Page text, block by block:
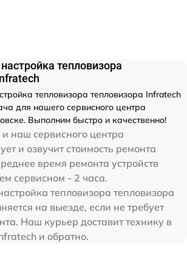
тепловизора
тепловизора тепловизора Infratech
для нашего сервисного центра
Выполним быстро и качественно!
наш сервисного центра
и озвучит стоимость ремонта
время ремонта устройств
сервисном - 2 часа.
тепловизора тепловизора
на выезде, если не требует
Наш курьер доставит технику в
и обратно.